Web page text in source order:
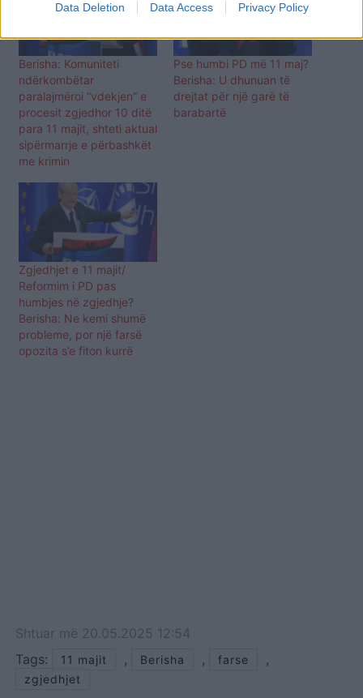
Data Deletion Data Access Privacy Policy
Berisha: Komuniteti
ndërkombëtar
paralajmëroi “vdekjen” e
procesit zgjedhor 10 ditë
para 11 majit, shteti aktual
sipërmarrje e përbashkët
me krimin
Pse humbi PD më 11 maj?
Berisha: U dhunuan të
drejtat për një garë të
barabartë
Zgjedhjet e 11 majit/
Reformim i PD pas
humbjes në zgjedhje?
Berisha: Ne kemi shumë
probleme, por një farsë
opozita s’e fiton kurrë
Shtuar më 20.05.2025 12:54
Tags:
11 majit , Berisha , farse ,
zgjedhjet